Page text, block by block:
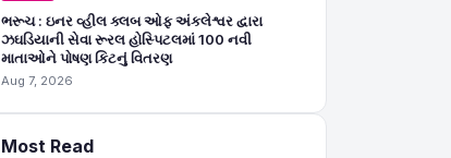
ભરૂચ : ઇનર વ્હીલ ક્લબ ઓફ અંકલેશ્વર દ્વારા
ઝઘડિયાની સેવા રૂરલ હોસ્પિટલમાં 100 નવી
માતાઓને પોષણ કિટનું વિતરણ
Aug 7, 2026
Most Read